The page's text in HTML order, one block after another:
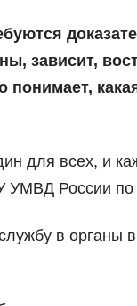
зависит,
для всех, и
УМВД России по
в органы